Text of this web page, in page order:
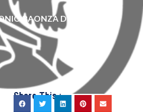
BAONZA DÍAZ
Share This :